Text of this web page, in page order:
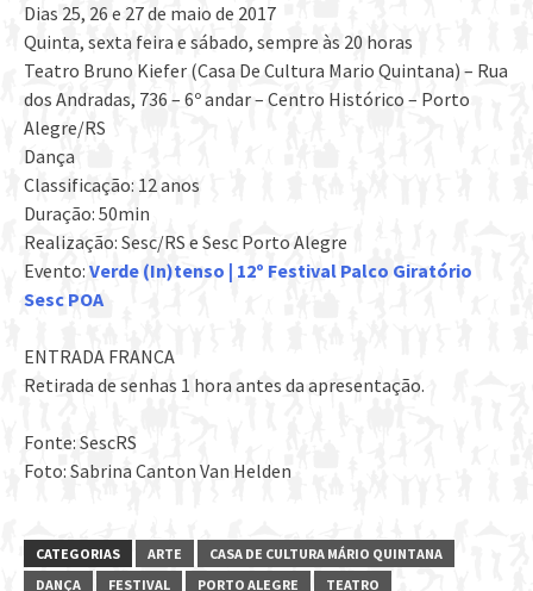
Dias 25, 26 e 27 de maio de 2017
Quinta, sexta feira e sábado, sempre às 20 horas
Teatro Bruno Kiefer (Casa De Cultura Mario Quintana) – Rua
dos Andradas, 736 – 6º andar – Centro Histórico – Porto
Alegre/RS
Dança
Classificação: 12 anos
Duração: 50min
Realização: Sesc/RS e Sesc Porto Alegre
Evento: Verde (In)tenso | 12º Festival Palco Giratório
Sesc POA
ENTRADA FRANCA
Retirada de senhas 1 hora antes da apresentação.
Fonte: SescRS
Foto: Sabrina Canton Van Helden
CATEGORIAS ARTE
CASA DE CULTURA MÁRIO QUINTANA
DANÇA
FESTIVAL PORTO ALEGRE TEATRO